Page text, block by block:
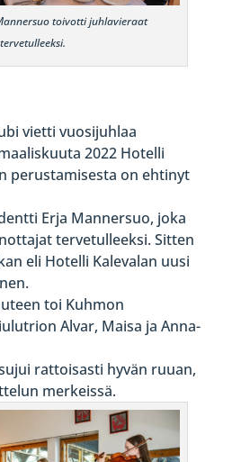
toivotti juhlavieraat
tervetulleeksi.
vietti vuosijuhlaa
2022 Hotelli
perustamisesta on ehtinyt
Erja Mannersuo, joka
tervetulleeksi. Sitten
eli Hotelli Kalevalan uusi
toi Kuhmon
Alvar, Maisa ja Anna-
rattoisasti hyvän ruuan,
merkeissä.